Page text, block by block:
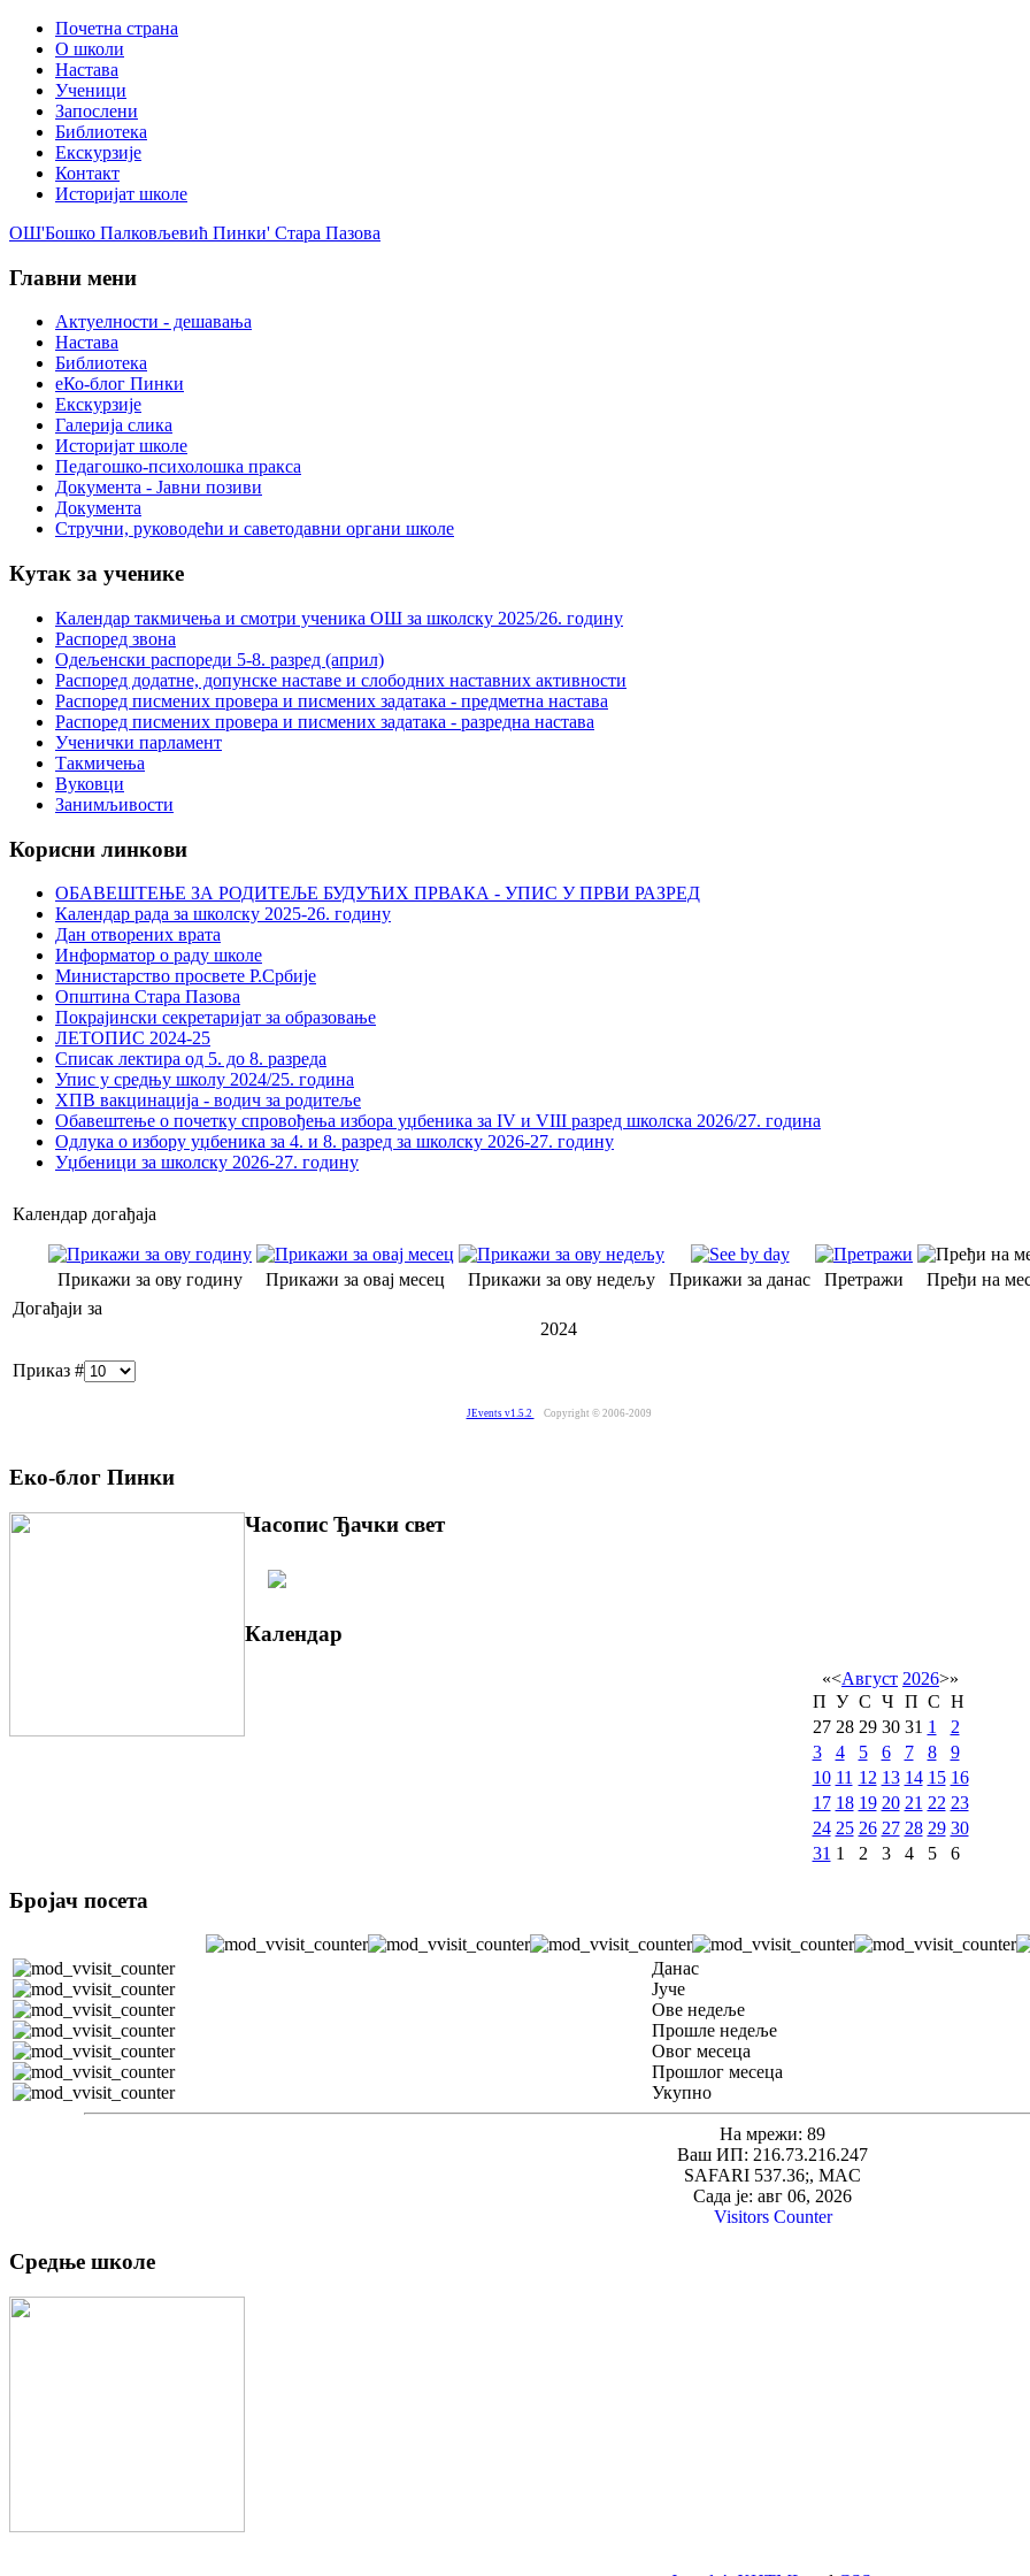
Почетна страна
О школи
Настава
Ученици
Запослени
Библиотека
Екскурзије
Контакт
Историјат школе
ОШ'Бошко Палковљевић Пинки' Стара Пазова
Главни мени
Актуелности - дешавања
Настава
Библиотека
еКо-блог Пинки
Екскурзије
Галерија слика
Историјат школе
Педагошко-психолошка пракса
Документа - Јавни позиви
Документа
Стручни, руководећи и саветодавни органи школе
Кутак за ученике
Календар такмичења и смотри ученика ОШ за школску 2025/26. годину
Распоред звона
Одељенски распореди 5-8. разред (април)
Распоред додатне, допунске наставе и слободних наставних активности
Распоред писмених провера и писмених задатака - предметна настава
Распоред писмених провера и писмених задатака - разредна настава
Ученички парламент
Такмичења
Вуковци
Занимљивости
Корисни линкови
ОБАВЕШТЕЊЕ ЗА РОДИТЕЉЕ БУДУЋИХ ПРВАКА - УПИС У ПРВИ РАЗРЕД
Календар рада за школску 2025-26. годину
Дан отворених врата
Информатор о раду школе
Министарство просвете Р.Србије
Општина Стара Пазова
Покрајински секретаријат за образовање
ЛЕТОПИС 2024-25
Списак лектира од 5. до 8. разреда
Упис у средњу школу 2024/25. година
ХПВ вакцинација - водич за родитеље
Обавештење о почетку спровођења избора уџбеника за IV и VIII разред школска 2026/27. година
Одлука о избору уџбеника за 4. и 8. разред за школску 2026-27. годину
Уџбеници за школску 2026-27. годину
Календар догађаја
Прикажи за ову годину Прикажи за овај месец Прикажи за ову недељу Прикажи за данас Претражи
Пређи на
Догађаји за
2024
Приказ #
JEvents v1.5.2 Copyright © 2006-2009
Еко-блог Пинки
Часопис Ђачки свет
Календар
«<Август 2026>»
П У С Ч П С Н
27 28 29 30 31 1
2
3
4 5 6 7 8
9
10 11 12 13 14 15 16
17 18 19 20 21 22 23
24 25 26 27 28 29 30
31 1 2 3 4 5 6
Бројач посета
Данас
Јуче
Ове недеље
Прошле недеље
Овог месеца
Прошлог месеца
Укупно
На мрежи: 89
Ваш ИП: 216.73.216.247
SAFARI 537.36;, MAC
Сада је: авг 06, 2026
Visitors Counter
Средње школе